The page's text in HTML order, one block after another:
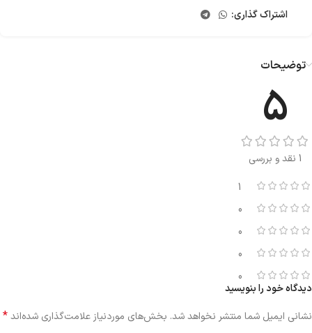
اشتراک گذاری:
توضیحات
5
1 نقد و بررسی
1
0
0
0
0
دیدگاه خود را بنویسید
نشانی ایمیل شما منتشر نخواهد شد. بخش‌های موردنیاز علامت‌گذاری شده‌اند*